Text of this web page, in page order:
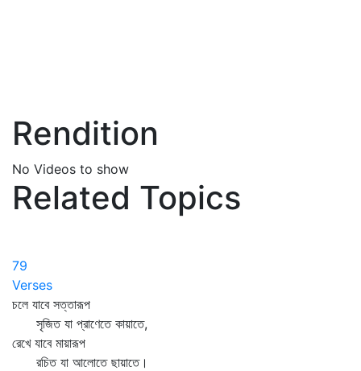
Rendition
No Videos to show
Related Topics
79
Verses
চলে যাবে সত্তারূপ
সৃজিত যা প্রাণেতে কায়াতে,
রেখে যাবে মায়ারূপ
রচিত যা আলোতে ছায়াতে।